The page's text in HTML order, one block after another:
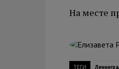
На месте
ТЕГИ